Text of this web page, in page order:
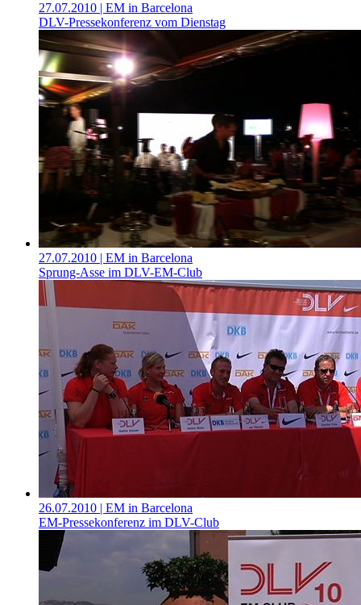
27.07.2010 | EM in Barcelona
DLV-Pressekonferenz vom Dienstag
27.07.2010 | EM in Barcelona
Sprung-Asse im DLV-EM-Club
26.07.2010 | EM in Barcelona
EM-Pressekonferenz im DLV-Club